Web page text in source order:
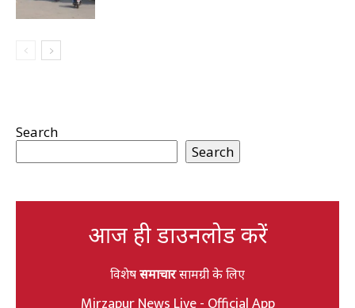
Search
Search
आज ही डाउनलोड करें
विशेषसमाचारसामग्री के लिए